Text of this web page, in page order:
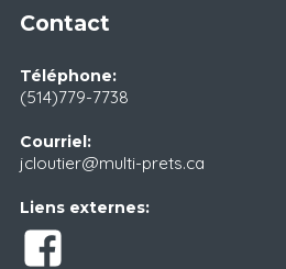
Contact
Téléphone:
(514)779-7738
Courriel:
jcloutier@multi-prets.ca
Liens externes: